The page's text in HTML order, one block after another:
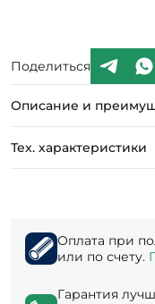
Поделиться
Описание и
Тех. характеристики
Оплата при
или по счету.
Гарантия